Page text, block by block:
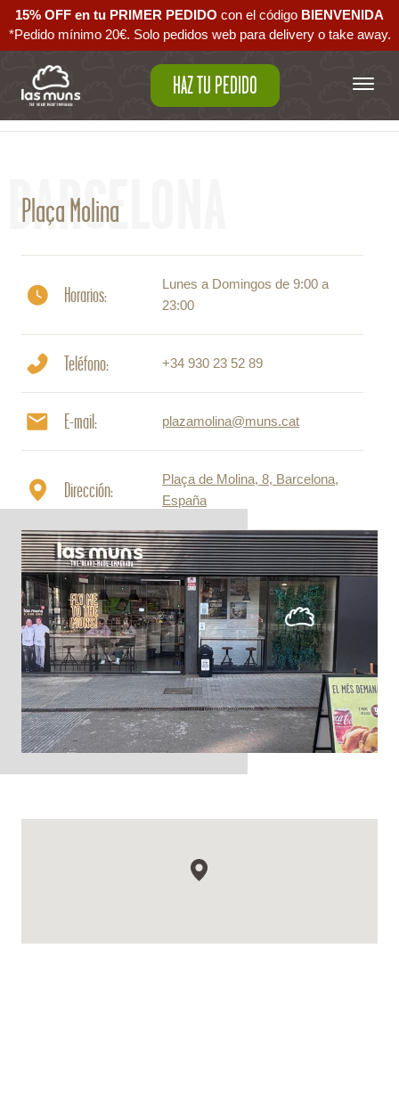
15% OFF en tu PRIMER PEDIDO con el código ‪ BIENVENIDA‬
*Pedido mínimo 20€. Solo pedidos web para delivery o take away.
HAZ TU PEDIDO
Volver al mapa
BARCELONA
Plaça Molina
Horarios:
Lunes a Domingos de 9:00 a
23:00
Teléfono: +34 930 23 52 89
E-mail: plazamolina@muns.cat
Dirección:
Plaça de Molina, 8, Barcelona,
España